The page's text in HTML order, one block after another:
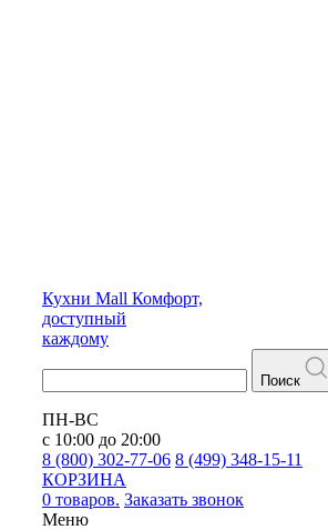
Кухни Mall Комфорт,
доступный
каждому
Поиск
ПН-ВС
с 10:00 до 20:00
8 (800) 302-77-06 8 (499) 348-15-11
КОРЗИНА
0 товаров. Заказать звонок
Меню